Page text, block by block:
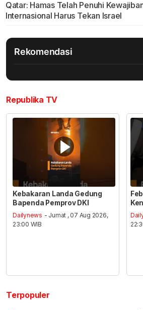
Qatar: Hamas Telah Penuhi
Internasional Harus Tekan Israel
Rekomendasi
Republika TV
Kebakaran Landa Gedung
Bapenda Pemprov DKI
Dailynews - Jumat , 07 Aug 2026,
23:00 WIB
Terpopuler